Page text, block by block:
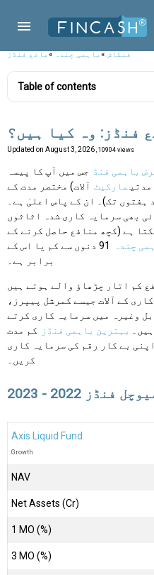
فنکاش»باہمی چندہ»مائع فنڈز
Table of contents
فنڈز: وہ کیا ہیں؟
Updated on August 3, 2026 , 10904 views
باہمی فنڈ جس میں آپ کا پیسہ
مدتیمارکیٹ آلات) مختصر مدت کے
ہفتوں تک)۔ ان کے پاس اعلیٰ ہے۔
بھی سرمایہ کاری شدہ اثاثوں
ہے (کچھ منافع حاصل کرنے کے
چندہ
91 دنوں سے کم یا اس کے
برابر ہے۔
کم اتار چڑھاؤ والے ہوتے ہیں
کے آلات جیسے کمرشل پیپرز،
وغیرہ میں سرمایہ کاری کرتے
بہترین باہمی فنڈز
کم مدت
بے کار رقم کی سرمایہ کاری
کریں۔
Axis Liquid Fund
Growth
NAV
Net Assets (Cr)
1 MO (%)
3 MO (%)